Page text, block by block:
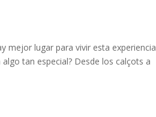
mejor lugar para vivir esta experiencia
tan especial? Desde los calçots a